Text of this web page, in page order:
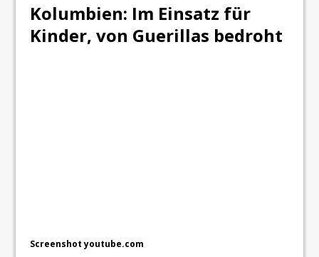
Kolumbien: Im Einsatz für
Kinder, von Guerillas bedroht
Screenshot youtube.com